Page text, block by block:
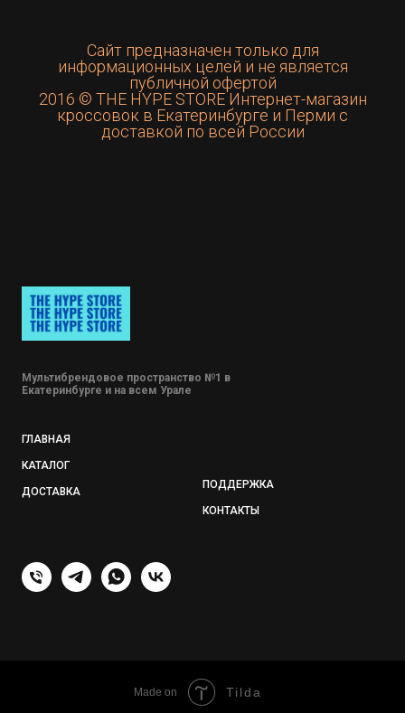
Сайт предназначен только для
информационных целей и не является
публичной офертой
2016 © THE HYPE STORE Интернет-магазин
кроссовок в Екатеринбурге и Перми с
доставкой по всей России
Мультибрендовое пространство №1 в
Екатеринбурге и на всем Урале
ГЛАВНАЯ
КАТАЛОГ
ДОСТАВКА
ПОДДЕРЖКА
КОНТАКТЫ
Made on Tilda